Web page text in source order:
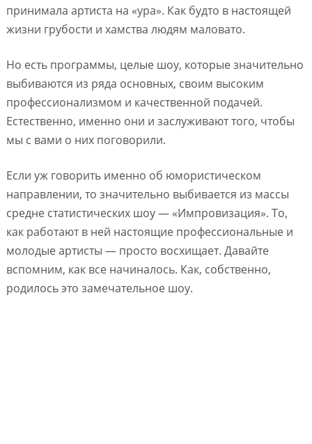
принимала артиста на «ура». Как будто в настоящей
жизни грубости и хамства людям маловато.
Но есть программы, целые шоу, которые значительно
выбиваются из ряда основных, своим высоким
профессионализмом и качественной подачей.
Естественно, именно они и заслуживают того, чтобы
мы с вами о них поговорили.
Если уж говорить именно об юмористическом
направлении, то значительно выбивается из массы
средне статистических шоу — «Импровизация». То,
как работают в ней настоящие профессиональные и
молодые артисты — просто восхищает. Давайте
вспомним, как все начиналось. Как, собственно,
родилось это замечательное шоу.